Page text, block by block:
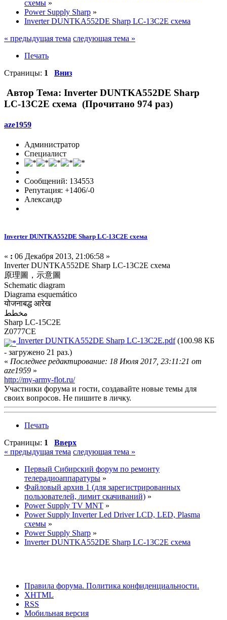
схемы »
Power Supply Sharp »
Inverter DUNTKA552DE Sharp LC-13C2E схема
« предыдущая тема следующая тема »
Печать
Страницы: 1 Вниз
Автор Тема: Inverter DUNTKA552DE Sharp
LC-13C2E схема (Прочитано 974 раз)
aze1959
Администратор
Специалист
Сообщений: 134553
Репутация: +1406/-0
Александр
Inverter DUNTKA552DE Sharp LC-13C2E схема
« : 06 Декабря 2013, 21:06:58 »
Inverter DUNTKA552DE Sharp LC-13C2E схема
原理圖，示意圖
Schematic diagram
Diagrama esquemático
योजनाबद्ध आरेख
مخطط
Sharp LC-15C2E
Z0777CE
Inverter DUNTKA552DE Sharp LC-13C2E.pdf(100.98 КБ
- загружено 21 раз.)
« Последнее редактирование: 18 Июля 2017, 23:11:21 от
aze1959 »
http://my-army-flot.ru/
Участники форума и гости, создавайте новые темы для
своих вопросов. Не пишите в личку.
Печать
Страницы: 1
Вверх
« предыдущая тема следующая тема »
Первый Сибирский форум по ремонту
телерадиоаппаратуры »
Файловый архив 1 (для зарегистрированных
пользователей, лимит скачиваний) »
Power Supply TV MNT »
Power Supply Inverter Led Driver LCD, LED, Plasma
схемы »
Power Supply Sharp »
Inverter DUNTKA552DE Sharp LC-13C2E схема
Правила форума. Политика конфиденциальности.
XHTML
RSS
Мобильная версия